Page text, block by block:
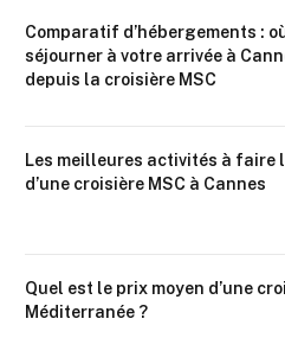
Comparatif d’hébergements :
séjourner à votre arrivée à
depuis la croisière MSC
Les meilleures activités à faire
d’une croisière MSC à Cannes
Quel est le prix moyen d’une
Méditerranée ?